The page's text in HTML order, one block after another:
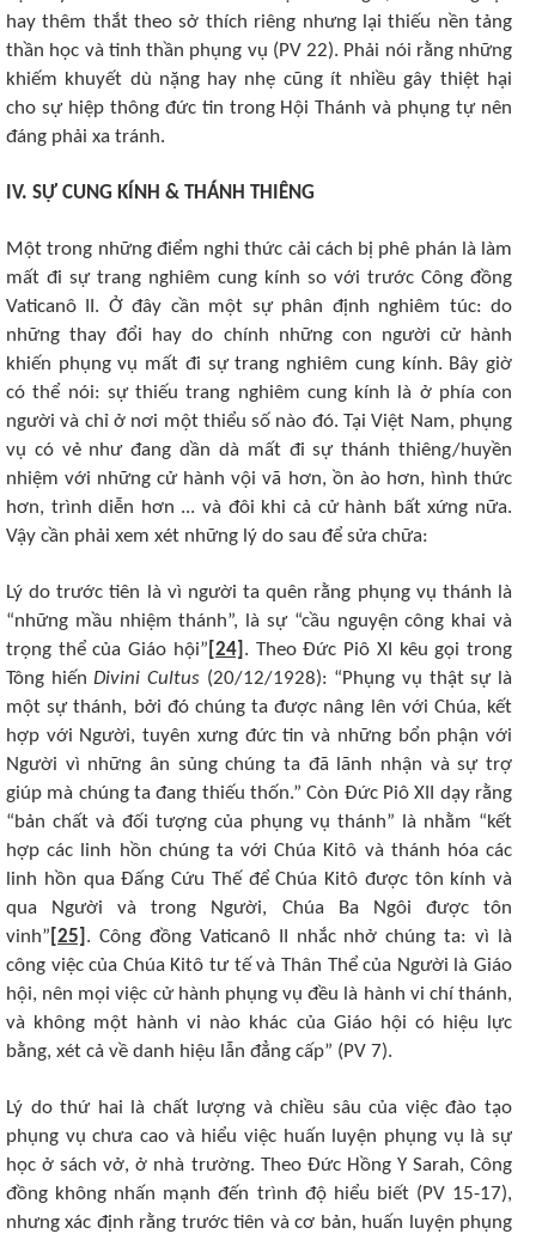
hay thêm thắt theo sở thích riêng nhưng lại thiếu nền tảng
thần học và tinh thần phụng vụ (PV 22). Phải nói rằng những
khiếm khuyết dù nặng hay nhẹ cũng ít nhiều gây thiệt hại
cho sự hiệp thông đức tin trong Hội Thánh và phụng tự nên
đáng phải xa tránh.
IV. SỰ CUNG KÍNH & THÁNH THIÊNG
Một trong những điểm nghi thức cải cách bị phê phán là làm
mất đi sự trang nghiêm cung kính so với trước Công đồng
Vaticanô II. Ở đây cần một sự phân định nghiêm túc: do
những thay đổi hay do chính những con người cử hành
khiến phụng vụ mất đi sự trang nghiêm cung kính. Bây giờ
có thể nói: sự thiếu trang nghiêm cung kính là ở phía con
người và chỉ ở nơi một thiểu số nào đó. Tại Việt Nam, phụng
vụ có vẻ như đang dần dà mất đi sự thánh thiêng/huyền
nhiệm với những cử hành vội vã hơn, ồn ào hơn, hình thức
hơn, trình diễn hơn ... và đôi khi cả cử hành bất xứng nữa.
Vậy cần phải xem xét những lý do sau để sửa chữa:
Lý do trước tiên là vì người ta quên rằng phụng vụ thánh là
“những mầu nhiệm thánh”, là sự “cầu nguyện công khai và
trọng thể của Giáo hội” [24] . Theo Đức Piô XI kêu gọi trong
Tông hiếnDivini Cultus (20/12/1928): “Phụng vụ thật sự là
một sự thánh, bởi đó chúng ta được nâng lên với Chúa, kết
hợp với Người, tuyên xưng đức tin và những bổn phận với
Người vì những ân sủng chúng ta đã lãnh nhận và sự trợ
giúp mà chúng ta đang thiếu thốn.” Còn Đức Piô XII dạy rằng
“bản chất và đối tượng của phụng vụ thánh” là nhằm “kết
hợp các linh hồn chúng ta với Chúa Kitô và thánh hóa các
linh hồn qua Đấng Cứu Thế để Chúa Kitô được tôn kính và
qua Người và trong Người, Chúa Ba Ngôi được tôn
vinh” [25] . Công đồng Vaticanô II nhắc nhở chúng ta: vì là
công việc của Chúa Kitô tư tế và Thân Thể của Người là Giáo
hội, nên mọi việc cử hành phụng vụ đều là hành vi chí thánh,
và không một hành vi nào khác của Giáo hội có hiệu lực
bằng, xét cả về danh hiệu lẫn đẳng cấp” (PV 7).
Lý do thứ hai là chất lượng và chiều sâu của việc đào tạo
phụng vụ chưa cao và hiểu việc huấn luyện phụng vụ là sự
học ở sách vở, ở nhà trường. Theo Đức Hồng Y Sarah, Công
đồng không nhấn mạnh đến trình độ hiểu biết (PV 15-17),
nhưng xác định rằng trước tiên và cơ bản, huấn luyện phụng